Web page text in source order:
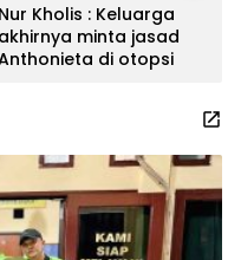
Nur Kholis : Keluarga
akhirnya minta jasad
di otopsi